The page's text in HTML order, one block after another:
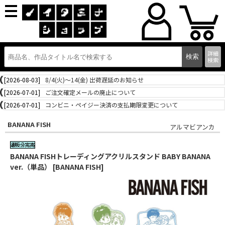
詳細
検索
[2026-08-03]
8/4(火)～14(金) 出荷遅延のお知らせ
[2026-07-01]
ご注文確定メールの廃止について
[2026-07-01]
コンビニ・ペイジー決済の支払期限変更について
BANANA FISH アルマビアンカ
BANANA FISHトレーディングアクリルスタンド BABY BANANA
ver.（単品） [BANANA FISH]